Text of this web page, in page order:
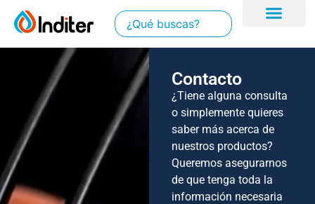
Contacto
¿Tiene alguna consulta
o simplemente quieres
saber más acerca de
nuestros productos?
Queremos asegurarnos
de que tenga toda la
información necesaria